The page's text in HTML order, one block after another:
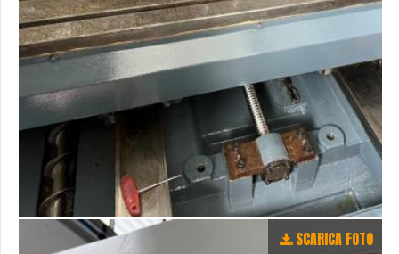
SCARICA FOTO